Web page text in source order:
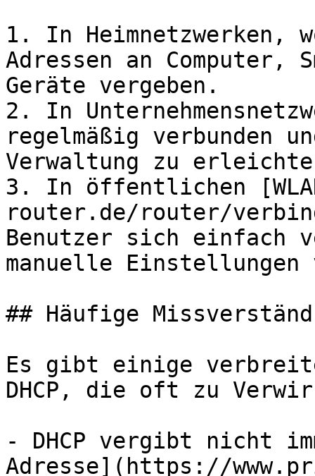
1. In Heimnetzwerken,
Adressen an Computer,
Geräte vergeben.
2. In
regelmäßig verbunden
Verwaltung zu
3. In öffentlichen
router.de/router/
Benutzer sich einfach
manuelle Einstellungen
## Häufige
Es gibt einige
DHCP, die oft zu
- DHCP vergibt nicht
Adresse](https://